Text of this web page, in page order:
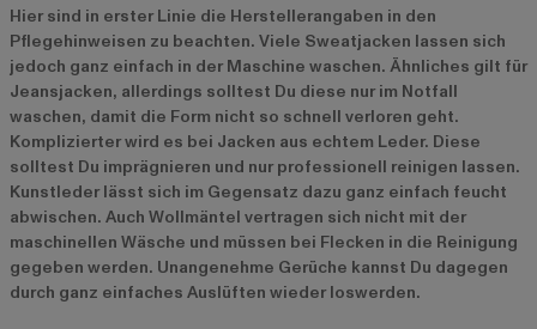
Hier sind in erster Linie die Herstellerangaben in den
Pflegehinweisen zu beachten. Viele Sweatjacken lassen sich
jedoch ganz einfach in der Maschine waschen. Ähnliches gilt für
Jeansjacken, allerdings solltest Du diese nur im Notfall
waschen, damit die Form nicht so schnell verloren geht.
Komplizierter wird es bei Jacken aus echtem Leder. Diese
solltest Du imprägnieren und nur professionell reinigen lassen.
Kunstleder lässt sich im Gegensatz dazu ganz einfach feucht
abwischen. Auch Wollmäntel vertragen sich nicht mit der
maschinellen Wäsche und müssen bei Flecken in die Reinigung
gegeben werden. Unangenehme Gerüche kannst Du dagegen
durch ganz einfaches Auslüften wieder loswerden.